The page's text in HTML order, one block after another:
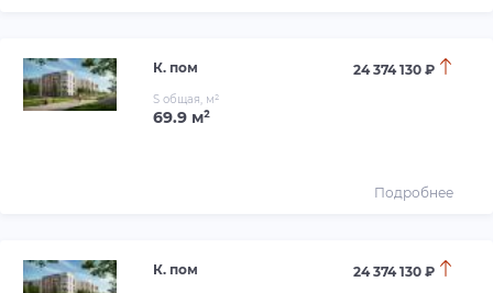
К. пом 24 374 130 ₽
S общая, м²
69.9 м²
Подробнее
К. пом 24 374 130 ₽